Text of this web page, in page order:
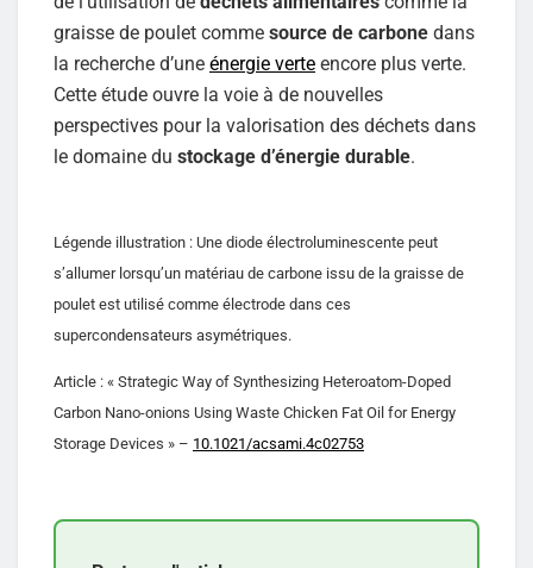
graisse de poulet comme source de carbone dans
la recherche d’une énergie verte encore plus verte.
Cette étude ouvre la voie à de nouvelles
perspectives pour la valorisation des déchets dans
le domaine du stockage d’énergie durable.
Légende illustration : Une diode électroluminescente peut
s’allumer lorsqu’un matériau de carbone issu de la graisse de
poulet est utilisé comme électrode dans ces
supercondensateurs asymétriques.
Article : « Strategic Way of Synthesizing Heteroatom-Doped
Carbon Nano-onions Using Waste Chicken Fat Oil for Energy
Storage Devices » – 10.1021/acsami.4c02753